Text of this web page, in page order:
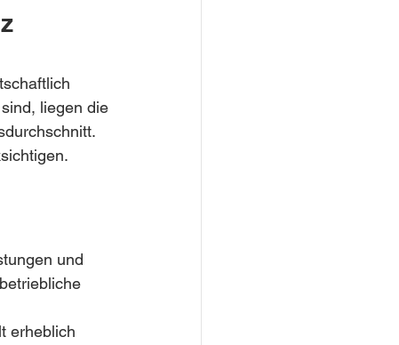
liegen die
und
erheblich